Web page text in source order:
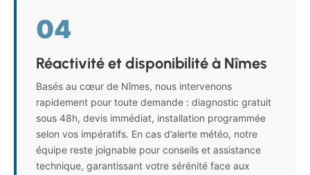
04
Réactivité et disponibilité à Nîmes
Basés au cœur de Nîmes, nous intervenons
rapidement pour toute demande : diagnostic gratuit
sous 48h, devis immédiat, installation programmée
selon vos impératifs. En cas d’alerte météo, notre
équipe reste joignable pour conseils et assistance
technique, garantissant votre sérénité face aux